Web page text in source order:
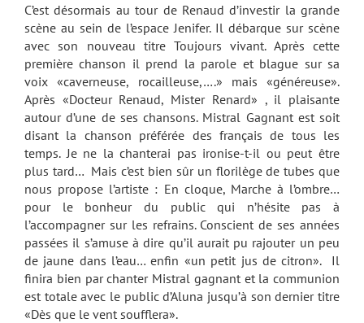
C’est désormais au tour de Renaud d’investir la grande
scène au sein de l’espace Jenifer. Il débarque sur scène
avec son nouveau titre Toujours vivant. Après cette
première chanson il prend la parole et blague sur sa
voix «caverneuse, rocailleuse,….» mais «généreuse».
Après «Docteur Renaud, Mister Renard» , il plaisante
autour d’une de ses chansons. Mistral Gagnant est soit
disant la chanson préférée des français de tous les
temps. Je ne la chanterai pas ironise-t-il ou peut être
plus tard… Mais c’est bien sûr un florilège de tubes que
nous propose l’artiste : En cloque, Marche à l’ombre…
pour le bonheur du public qui n’hésite pas à
l’accompagner sur les refrains. Conscient de ses années
passées il s’amuse à dire qu’il aurait pu rajouter un peu
de jaune dans l’eau… enfin «un petit jus de citron». Il
finira bien par chanter Mistral gagnant et la communion
est totale avec le public d’Aluna jusqu’à son dernier titre
«Dès que le vent soufflera».